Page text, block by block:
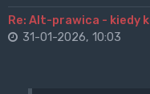
Re: Alt-prawica - kiedy
31-01-2026, 10:03